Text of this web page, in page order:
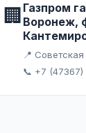
🏢 Газпром
Воронеж,
📞 +7 (47367)